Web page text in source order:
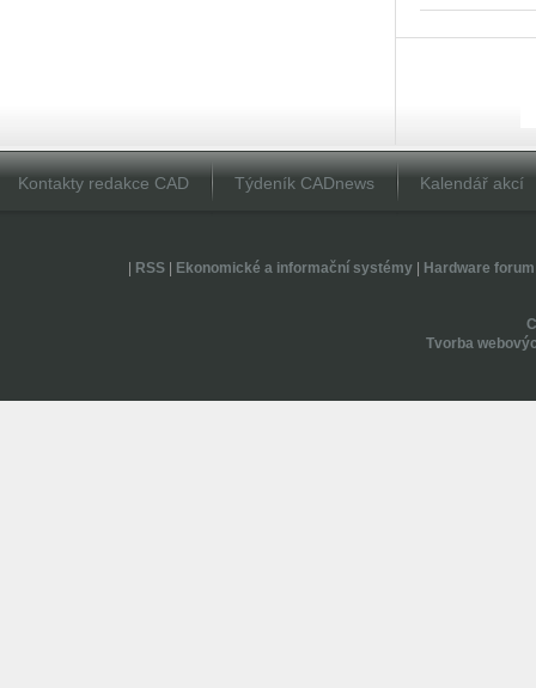
Kontakty redakce CAD Týdeník CADnews Kalendář akcí
RSS| Ekonomické a informační systémy| Hardware forum
Tvorba